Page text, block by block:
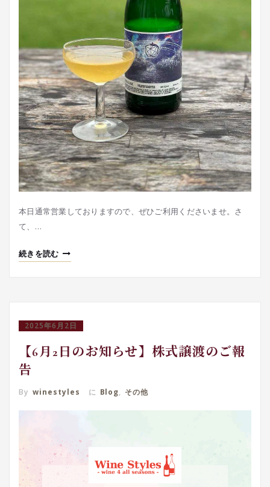
本日通常営業しておりますので、ぜひご利用くださいませ。さ
て、…
続きを読む
2025年6月2日
【6月2日のお知らせ】株式譲渡のご報
告
By winestyles に Blog, その他